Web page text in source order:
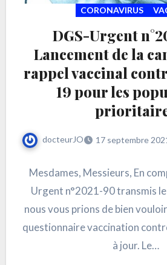
CORONAVIRUS
DGS-Urgent
Lancement de la
rappel vaccinal
19 pour les
docteurJO 17 septembre
Mesdames, Messieurs, En
Urgent n°2021-90 transmis
nous vous prions de bien
questionnaire vaccination
à jour. Le…